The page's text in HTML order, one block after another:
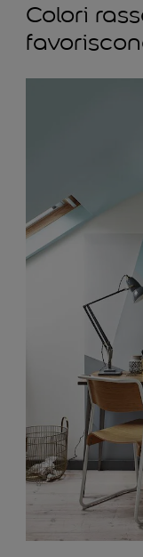
Colori